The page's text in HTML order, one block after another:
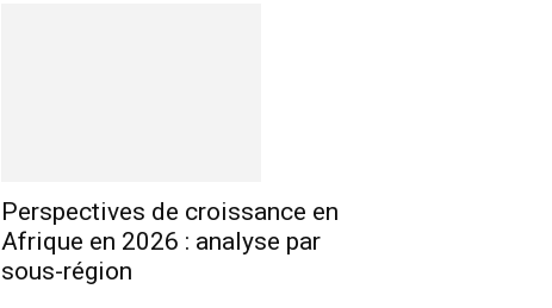
Perspectives de croissance en
Afrique en 2026 : analyse par
sous-région